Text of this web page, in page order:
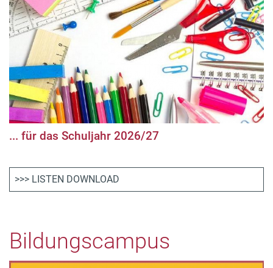
... für das Schuljahr 2026/27
>>> LISTEN DOWNLOAD
Bildungscampus